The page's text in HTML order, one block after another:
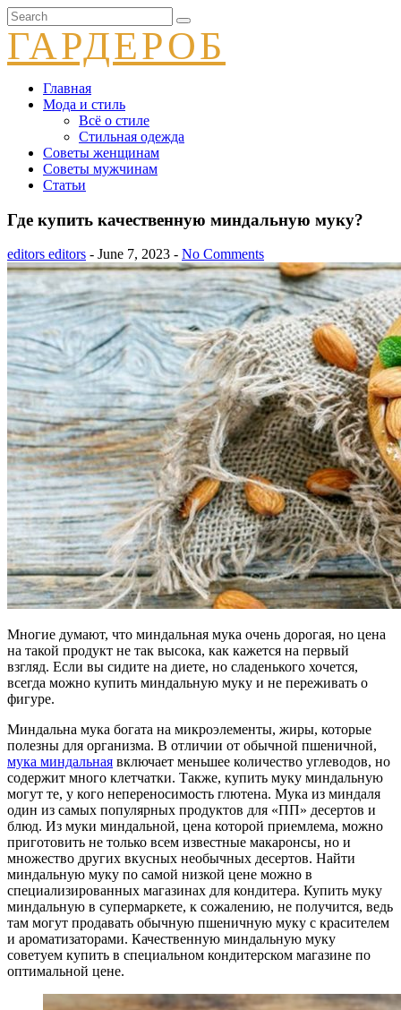
ГАРДЕРОБ
Главная
Мода и стиль
Всё о стиле
Стильная одежда
Советы женщинам
Советы мужчинам
Статьи
Где купить качественную миндальную муку?
editors editors - June 7, 2023 - No Comments
Многие думают, что миндальная мука очень дорогая, но цена
на такой продукт не так высока, как кажется на первый
взгляд. Если вы сидите на диете, но сладенького хочется,
всегда можно купить миндальную муку и не переживать о
фигуре.
Миндальна мука богата на микроэлементы, жиры, которые
полезны для организма. В отличии от обычной пшеничной,
мука миндальная включает меньшее количество углеводов, но
содержит много клетчатки. Также, купить муку миндальную
могут те, у кого непереносимость глютена. Мука из миндаля
один из самых популярных продуктов для «ПП» десертов и
блюд. Из муки миндальной, цена которой приемлема, можно
приготовить не только всем известные макаронсы, но и
множество других вкусных необычных десертов. Найти
миндальную муку по самой низкой цене можно в
специализированных магазинах для кондитера. Купить муку
миндальную в супермаркете, к сожалению, не получится, ведь
там могут продавать обычную пшеничную муку с красителем
и ароматизаторами. Качественную миндальную муку
советуем купить в специальном кондитерском магазине по
оптимальной цене.